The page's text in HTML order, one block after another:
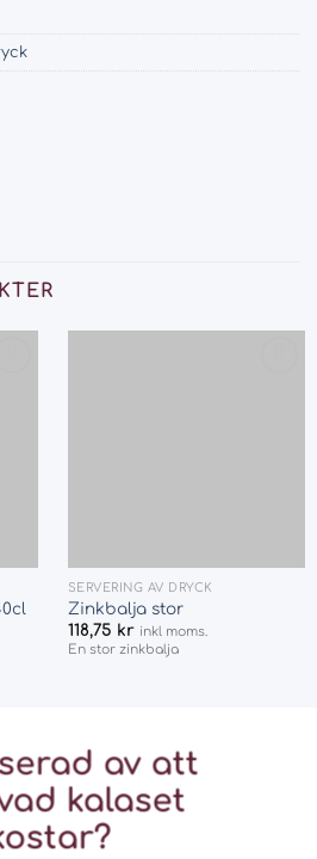
SERVERING AV DRYCK
Zinkbalja stor
118,75 kr inkl moms.
En stor zinkbalja
av att
kalaset